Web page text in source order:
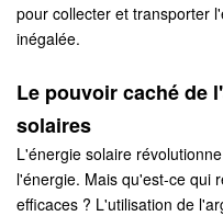
pour collecter et transporter
inégalée.
Le pouvoir caché de
solaires
L'énergie solaire
l'énergie. Mais qu'est-ce qui
efficaces ? L'utilisation de